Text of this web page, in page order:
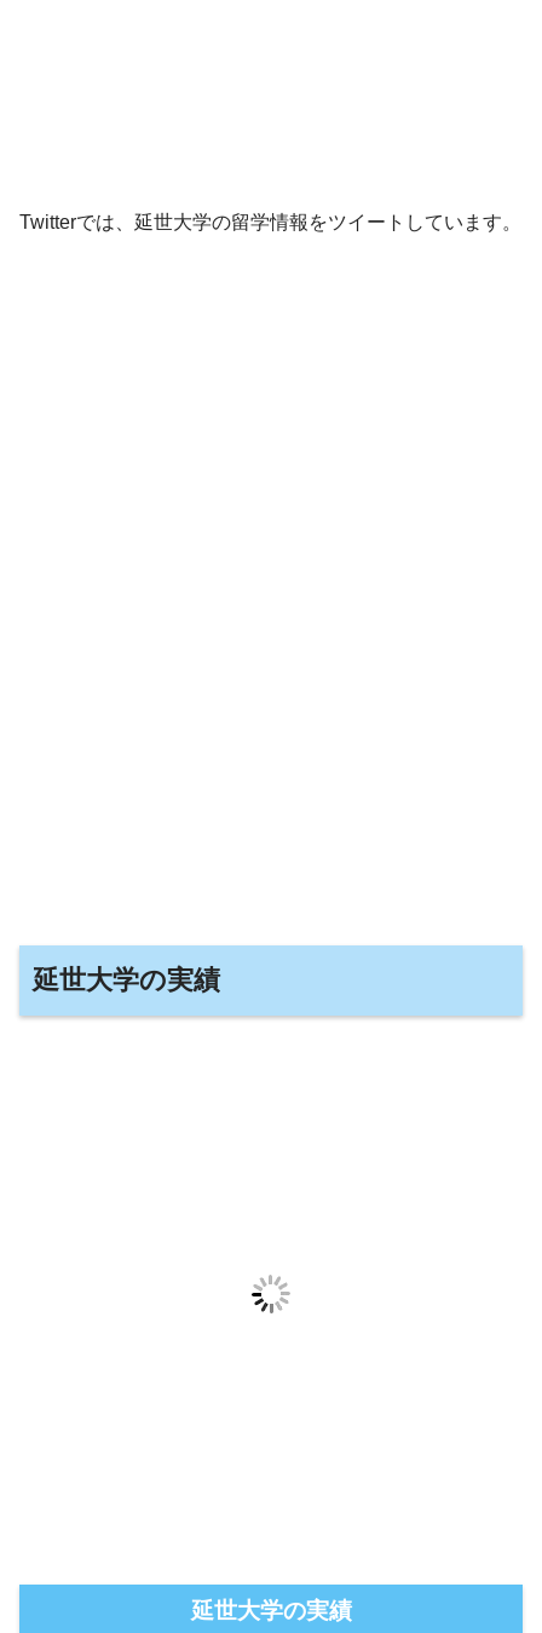
Twitterでは、延世大学の留学情報をツイートしています。
延世大学の実績
延世大学の実績